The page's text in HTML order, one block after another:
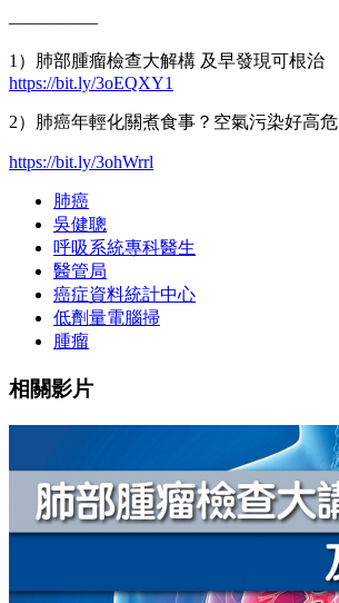
—————
1）肺部腫瘤檢查大解構 及早發現可根治
https://bit.ly/3oEQXY1
2）肺癌年輕化關煮食事？空氣污染好高危
https://bit.ly/3ohWrrl
肺癌
吳健聰
呼吸系統專科醫生
醫管局
癌症資料統計中心
低劑量電腦掃
腫瘤
相關影片